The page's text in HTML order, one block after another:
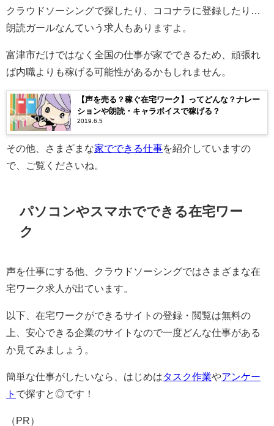
クラウドソーシングで探したり、ココナラに登録したり…
朗読ガールなんていう求人もありますよ。
富津市だけではなく全国の仕事が家でできるため、頑張れ
ば内職よりも稼げる可能性があるかもしれません。
【声を売る？稼ぐ在宅ワーク】ってどんな？ナレー
ションや朗読・キャラボイスで稼げる？
2019.6.5
その他、さまざまな家でできる仕事を紹介していますの
で、ご覧くださいね。
パソコンやスマホでできる在宅ワー
ク
声を仕事にする他、クラウドソーシングではさまざまな在
宅ワーク求人が出ています。
以下、在宅ワークができるサイトの登録・閲覧は無料の
上、安心できる企業のサイトなので一度どんな仕事がある
か見てみましょう。
簡単な仕事がしたいなら、はじめはタスク作業やアンケー
ト で探すと◎です！
（PR）